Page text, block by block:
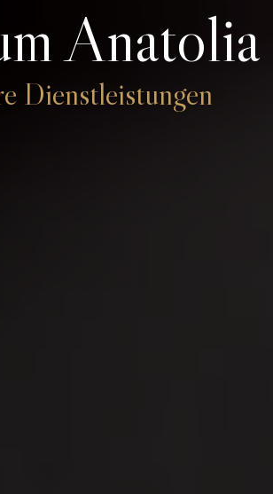
Anatolia
Dienstleistungen